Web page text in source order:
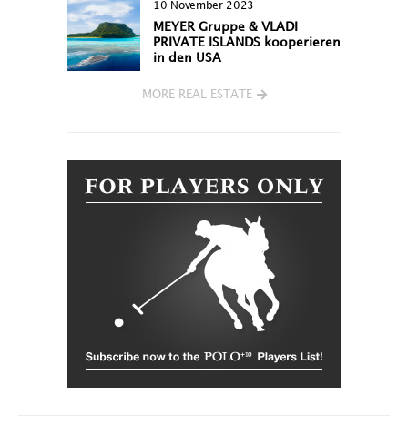
10 November 2023
MEYER Gruppe & VLADI
PRIVATE ISLANDS kooperieren
in den USA
MORE REAL ESTATE